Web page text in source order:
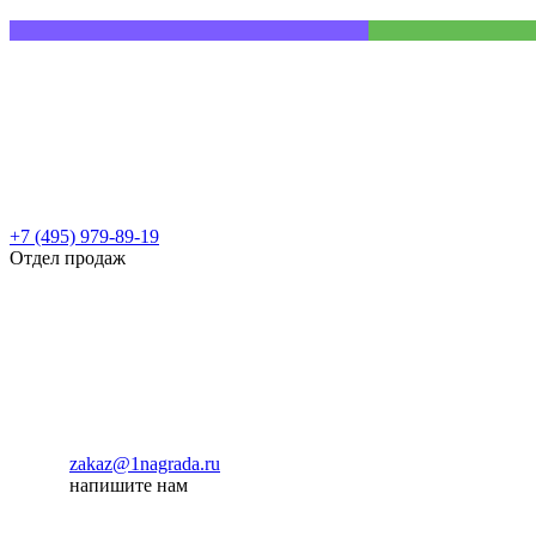
+7 (495) 979-89-19
Отдел продаж
zakaz@1nagrada.ru
напишите нам